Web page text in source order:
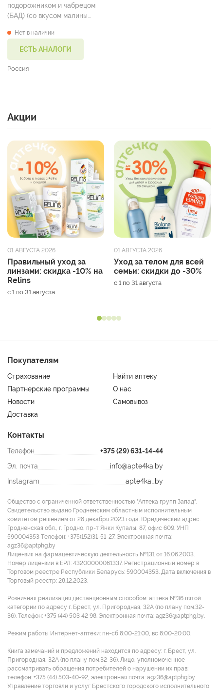
подорожником и чабрецом
(БАД) (со вкусом малины
Нет в наличии
ЕСТЬ АНАЛОГИ
Россия
Акции
01 АВГУСТА 2026
Правильный уход за
линзами: скидка -10% на
Relins
с 1 по 31 августа
01 АВГУСТА 2026
Уход за телом для всей
семьи: скидки до -30%
с 1 по 31 августа
Покупателям
Страхование
Найти аптеку
Партнерские программы
О нас
Новости
Самовывоз
Доставка
Контакты
Телефон
+375 (29) 631-14-44
Эл. почта
info@apte4ka.by
Instagram
apte4ka_by
Общество с ограниченной ответственностью "Аптека групп Запад".
Свидетельство выдано Гродненским областным исполнительным
комитетом решением от 28 декабря 2023 года. Юридический адрес:
Гродненская обл., г. Гродно, пр-т Янки Купалы, 87, офис 609. УНП
590004353 Tелефон: +375(152)31-51-27. Электронная почта:
agz36@aptphg.by
Лицензия на фармацевтическую деятельность №131 от 16.06.2003.
Номер лицензии в ЕРЛ: 43200000061337. Регистрационный номер в
Торговом реестре Республики Беларусь: 590004353. Дата включения в
Торговый реестр: 28.12.2023.
Розничная реализация дистанционным способом: аптека №36 пятой
категории по адресу г. Брест, ул. Пригородная, 32А (по плану пом.32-
36). Телефон: +375 (44) 503 42 98. Электронная почта: agz36@aptphg.by.
Режим работы Интернет-аптеки: пн-сб 8:00-21:00, вс 8:00-20:00.
Книга замечаний и предложений находится по адресу: г. Брест, ул.
Пригородная, 32А (по плану пом.32-36). Лицо, уполномоченное
рассматривать обращения потребителей о нарушении их прав:
телефон: +375 (44) 503-40-92, электронная почта: agz36@aptphg.by
Управление торговли и услуг Брестского городского исполнительного